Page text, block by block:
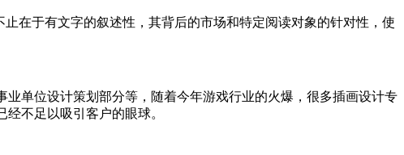
在于有文字的叙述性，其背后的市场和特定阅读对象的针对性，使
单位设计策划部分等，随着今年游戏行业的火爆，很多插画设计专
不足以吸引客户的眼球。